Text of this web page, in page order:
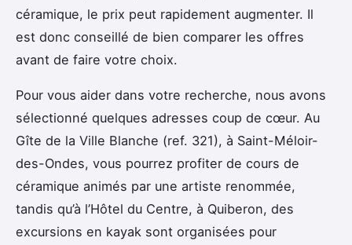
céramique, le prix peut rapidement augmenter. Il
est donc conseillé de bien comparer les offres
avant de faire votre choix.
Pour vous aider dans votre recherche, nous avons
sélectionné quelques adresses coup de cœur. Au
Gîte de la Ville Blanche (ref. 321), à Saint-Méloir-
des-Ondes, vous pourrez profiter de cours de
céramique animés par une artiste renommée,
tandis qu’à l’Hôtel du Centre, à Quiberon, des
excursions en kayak sont organisées pour